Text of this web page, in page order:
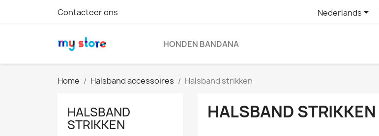
Contacteer ons Nederlands
HONDEN BANDANA
Home Halsband accessoires Halsband strikken
HALSBAND
STRIKKEN
HALSBAND STRIKKEN